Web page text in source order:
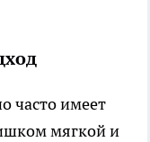
часто имеет
мягкой и